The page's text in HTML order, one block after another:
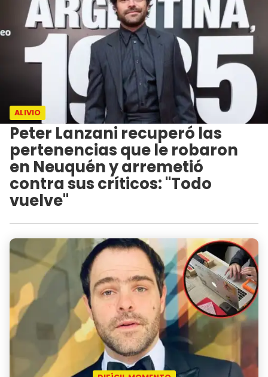
ALIVIO
Peter Lanzani recuperó las
pertenencias que le robaron
en Neuquén y arremetió
contra sus críticos: "Todo
vuelve"